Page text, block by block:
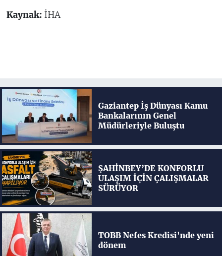
Kaynak: İHA
Gaziantep İş Dünyası Kamu
Bankalarının Genel
Müdürleriyle Buluştu
ŞAHİNBEY’DE KONFORLU
ULAŞIM İÇİN ÇALIŞMALAR
SÜRÜYOR
TOBB Nefes Kredisi'nde yeni
dönem